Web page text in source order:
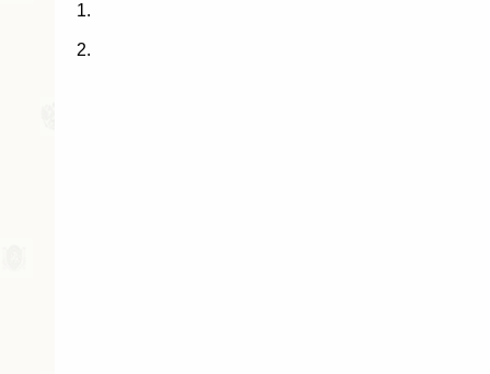
1.
2.